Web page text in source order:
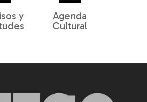
y
Agenda
Cultural